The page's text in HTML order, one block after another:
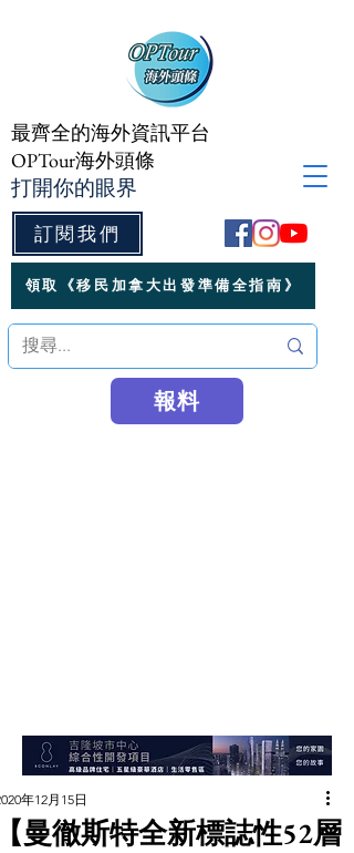
訂閱我們
最齊全的海外資訊平台
OPTour海外頭條
打開你的眼界
領取《移民加拿大出發準備全指南》
報料
曼徹斯特全新標誌性52層
年12月15日